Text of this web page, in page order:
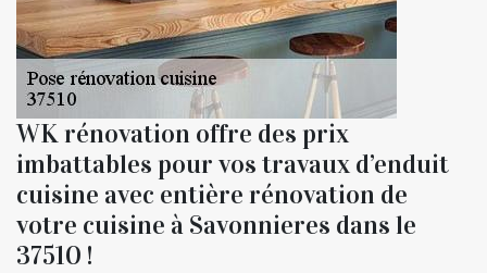
WK rénovation offre des prix
imbattables pour vos travaux d’enduit
cuisine avec entière rénovation de
votre cuisine à Savonnieres dans le
37510 !